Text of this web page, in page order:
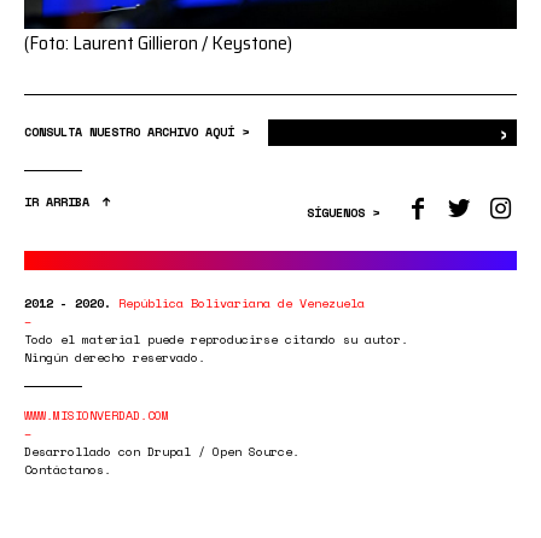
(Foto: Laurent Gillieron / Keystone)
CONSULTA NUESTRO ARCHIVO AQUÍ > ›
IR ARRIBA
SÍGUENOS >
2012 - 2020. República Bolivariana de Venezuela
Todo el material puede reproducirse citando su autor.
Ningún derecho reservado.
WWW.MISIONVERDAD.COM
Desarrollado con Drupal / Open Source.
Contáctanos.